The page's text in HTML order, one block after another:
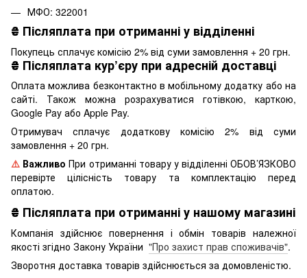
МФО: 322001
₴ Післяплата при отриманні у відділенні
Покупець сплачує комісію 2% від суми замовлення + 20 грн.
₴ Післяплата кур’єру при адресній доставці
Оплата можлива безконтактно в мобільному додатку або на
сайті. Також можна розрахуватися готівкою, карткою,
Google Pay або Apple Pay.
Отримувач сплачує додаткову комісію 2% від суми
замовлення + 20 грн.
⚠️ Важливо При отриманні товару у відділенні ОБОВ’ЯЗКОВО
перевірте цілісність товару та комплектацію перед
оплатою.
₴ Післяплата при отриманні у нашому магазині
Компанія здійснює повернення і обмін товарів належної
якості згідно Закону України "Про захист прав споживачів".
Зворотня доставка товарів здійснюється за домовленістю.